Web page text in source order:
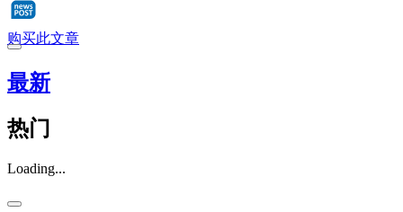
购买此文章
最新
热门
Loading...